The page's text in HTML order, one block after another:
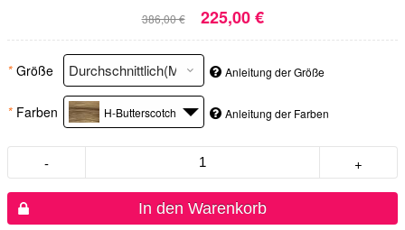
386,00 € 225,00 €
* Größe Anleitung der Größe
* Farben H-Butterscotch Anleitung der Farben
- +
In den Warenkorb